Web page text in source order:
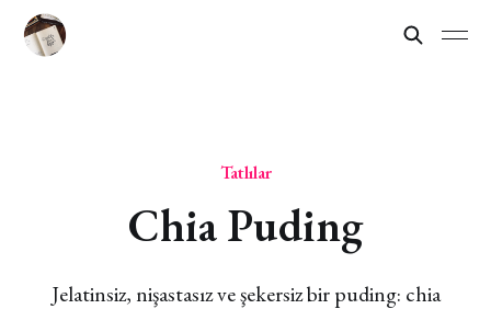
Tatlılar
Chia Puding
Jelatinsiz, nişastasız ve şekersiz bir puding: chia